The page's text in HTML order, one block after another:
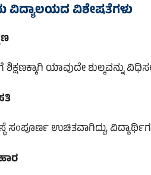
ವಿಶೇಷತೆಗಳು
ಶಿಕ್ಷಣಕ್ಕಾಗಿ ಯಾವುದೇ ಶುಲ್ಕವನ್ನು
ಸಂಪೂರ್ಣ ಉಚಿತವಾಗಿದ್ದು,